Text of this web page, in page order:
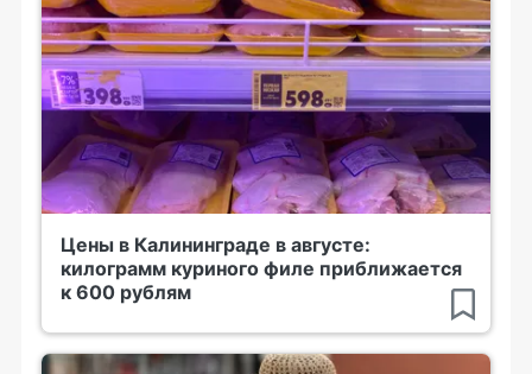
Цены в Калининграде в августе:
килограмм куриного филе приближается
к 600 рублям